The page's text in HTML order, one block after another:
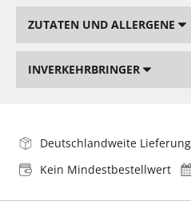
ZUTATEN UND ALLERGENE
INVERKEHRBRINGER
Deutschlandweite Lieferung
Kein Mindestbestellwert